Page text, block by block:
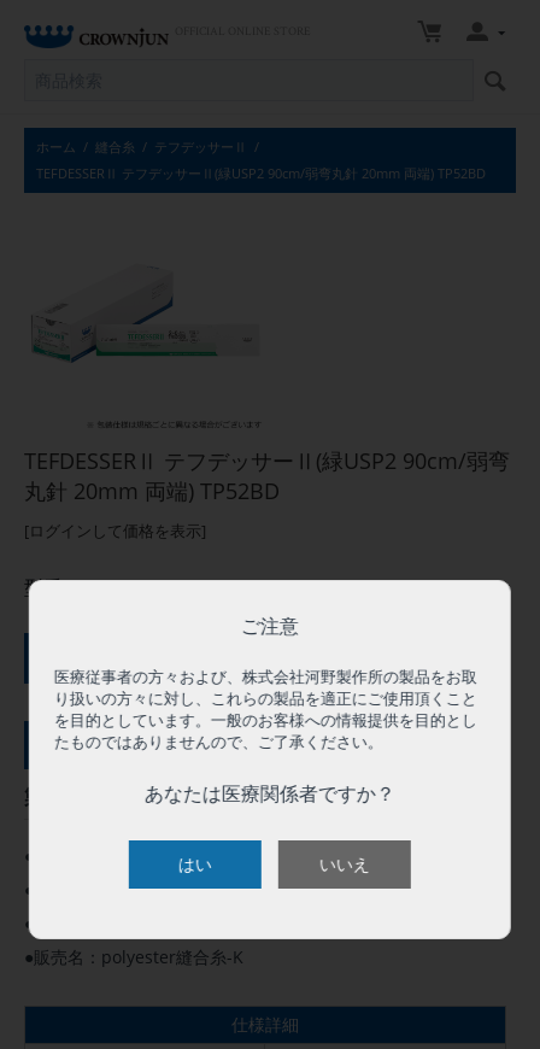
ホーム / 縫合糸 / テフデッサーⅡ /
TEFDESSERⅡ テフデッサーⅡ(緑USP2 90cm/弱弯丸針 20mm 両端) TP52BD
TEFDESSERⅡ テフデッサーⅡ(緑USP2 90cm/弱弯
丸針 20mm 両端) TP52BD
[ログインして価格を表示]
型番: TP52BD
製品概要
●この製品は人体用として承認を得ています。
●高度管理医療機器 クラスⅢ
●医療機器承認番号：16100BZZ00938000
●販売名：polyester縫合糸-K
仕様詳細
サンプル依頼（０円）
ご注意
医療従事者の方々および、株式会社河野製作所の製品をお取
り扱いの方々に対し、これらの製品を適正にご使用頂くこと
を目的としています。一般のお客様への情報提供を目的とし
たものではありませんので、ご了承ください。
あなたは医療関係者ですか？
はい いいえ